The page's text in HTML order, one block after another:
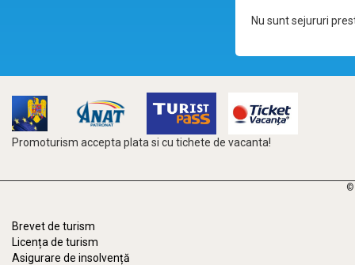
Nu sunt sejururi
Promoturism accepta plata si cu tichete de vacanta!
©
Brevet de turism
Licența de turism
Asigurare de insolvență